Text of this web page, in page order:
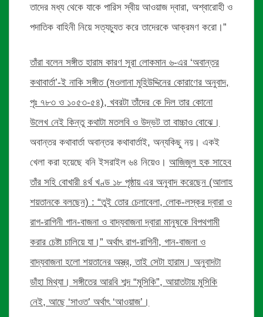
তাদের মধ্য থেকে যাকে পারিস স্বীয় আওয়াজ দ্বারা, অশ্বারোহী ও
পদাতিক বাহিনী নিয়ে সত্যচ্যুত করে তাদেরকে আক্রমণ করো।”
তাঁরা বলেন সঙ্গীত হারাম কারণ সুরা লোকমান ৬-এর ‘অবান্তর
কথাবার্তা’-ই নাকি সঙ্গীত (মওলানা মুহিউদ্দিনের কোরাণের অনুবাদ,
পৃঃ ৭৮৩ ও ১০৫৩-৫৪), খবরটা তাঁদের কে দিল তার কোনো
উলেখ নেই কিন্তু কথাটা মতলবি ও উদ্ভট তা বাচ্চাও বোঝে।
অবান্তর কথাবার্তা অবান্তর কথাবার্তাই, অন্যকিছু নয়। একই
খেলা করা হয়েছে বনি ইসরাইল ৬৪ নিয়েও।আজিজুল হক সাহেব
তাঁর সহি বোখারী ৪র্থ খণ্ড ১৮ পৃষ্ঠায় এর অনুবাদ করেছেন (আলাহ
শয়তানকে বলছেন) : “তুই তোর চেলাবেলা, লোক-লস্কর দ্বারা ও
রাগ-রাগিনী গান-বাজনা ও বাদ্যবাজনা দ্বারা মানুষকে বিপথগামী
করার চেষ্টা চালিয়ে যা।” অর্থাৎ রাগ-রাগিনী, গান-বাজনা ও
বাদ্যবাজনা হলো শয়তানের অস্ত্র, তাই সেটা হারাম। অনুবাদটা
ডাঁহা মিথ্যা। সঙ্গীতের আরবি শব্দ “মুসিকি”, আয়াতটায় মুসিকি
নেই, আছে ‘সাওত’ অর্থাৎ ‘আওয়াজ’।